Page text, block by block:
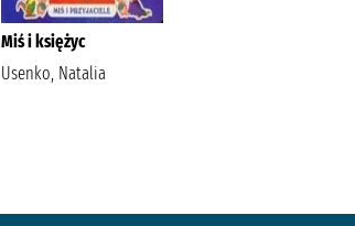
Miś i księżyc
Usenko, Natalia